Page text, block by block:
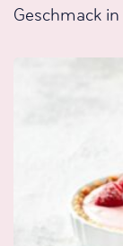
Geschmack